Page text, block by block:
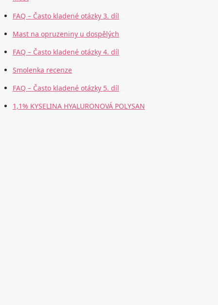
FAQ – Často kladené otázky 3. díl
Mast na opruzeniny u dospělých
FAQ – Často kladené otázky 4. díl
Smolenka recenze
FAQ – Často kladené otázky 5. díl
1,1% KYSELINA HYALURONOVÁ POLYSAN